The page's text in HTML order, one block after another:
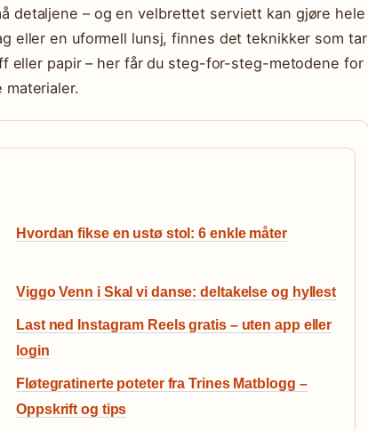
detaljene – og en velbrettet serviett kan gjøre hele
eller en uformell lunsj, finnes det teknikker som tar
eller papir – her får du steg-for-steg-metodene for
Hvordan fikse en ustø stol: 6 enkle måter
Viggo Venn i Skal vi danse: deltakelse og hyllest
Last ned Instagram Reels gratis – uten app eller
login
Fløtegratinerte poteter fra Trines Matblogg –
Oppskrift og tips